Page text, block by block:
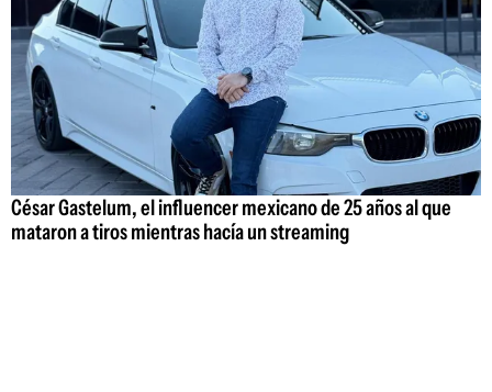
César Gastelum, el influencer mexicano de 25 años al que
mataron a tiros mientras hacía un streaming